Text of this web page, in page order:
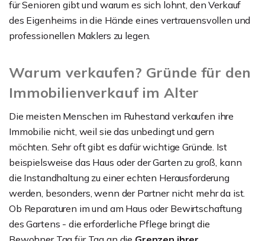
für Senioren gibt und warum es sich lohnt, den Verkauf
des Eigenheims in die Hände eines vertrauensvollen und
professionellen Maklers zu legen.
Warum verkaufen? Gründe für den
Immobilienverkauf im Alter
Die meisten Menschen im Ruhestand verkaufen ihre
Immobilie nicht, weil sie das unbedingt und gern
möchten. Sehr oft gibt es dafür wichtige Gründe. Ist
beispielsweise das Haus oder der Garten zu groß, kann
die Instandhaltung zu einer echten Herausforderung
werden, besonders, wenn der Partner nicht mehr da ist.
Ob Reparaturen im und am Haus oder Bewirtschaftung
des Gartens - die erforderliche Pflege bringt die